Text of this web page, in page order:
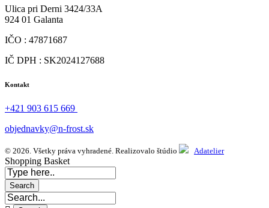
Ulica pri Derni 3424/33A
924 01 Galanta
IČO : 47871687
IČ DPH : SK2024127688
Kontakt
+421 903 615 669
objednavky@n-frost.sk
© 2026. Všetky práva vyhradené. Realizovalo štúdio Adatelier
Shopping Basket